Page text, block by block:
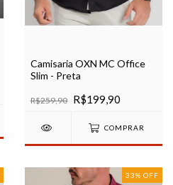
Camisaria OXN MC Office
Slim - Preta
R$259,90 R$199,90
COMPRAR
33% OFF